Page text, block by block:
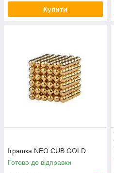
Купити
Іграшка NEO CUB GOLD
Готово до відправки